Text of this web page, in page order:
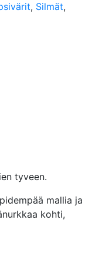
, Silmät,
tyveen.
mallia ja
kohti,